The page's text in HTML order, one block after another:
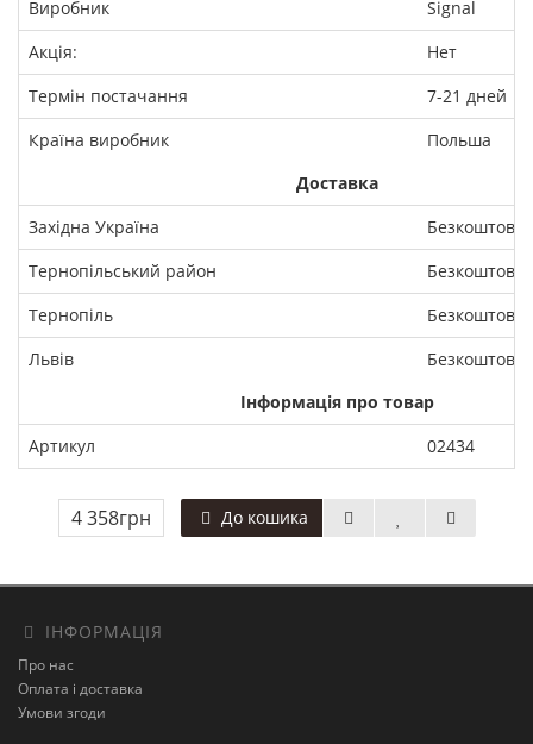
Виробник
Signal
Акція:
Нет
Термін постачання
7-21 дней
Країна виробник
Польша
Доставка
Західна Україна
Тернопільський район
Тернопіль
Львів
Інформація про товар
Артикул
02434
4 358грн До кошика
ІНФОРМАЦІЯ
Про нас
Оплата і доставка
Умови згоди